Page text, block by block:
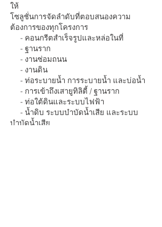
ให้
โซลูชั่นการจัดลำดับที่ตอบสนองความ
ต้องการของทุกโครงการ
- คอนกรีตสำเร็จรูปและหล่อในที่
- ฐานราก
- งานซ่อมถนน
- งานดิน
- ท่อระบายน้ำ การระบายน้ำ และบ่อน้ำ
- การเข้าถึงเสายูทิลิตี้ / ฐานราก
- ท่อใต้ดินและระบบไฟฟ้า
- น้ำดิบ ระบบบำบัดน้ำเสีย และระบบ
บำบัดน้ำเสีย